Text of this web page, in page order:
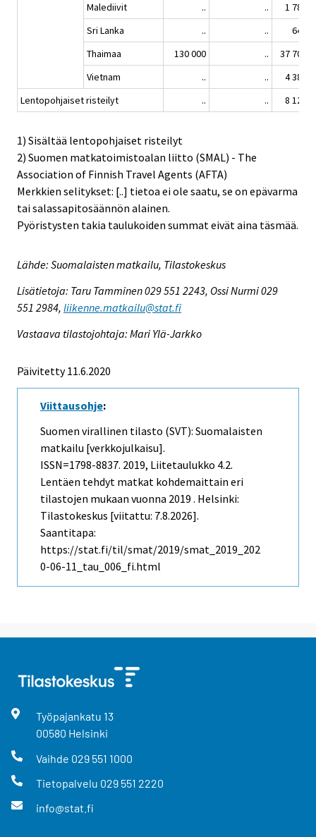
Malediivit
.. ..
1 786
Sri Lanka
.. ..
642
Thaimaa
130 000 ..
37 700
Vietnam
.. ..
4 382
Lentopohjaiset risteilyt
.. .. 8 126
1) Sisältää lentopohjaiset risteilyt
2) Suomen matkatoimistoalan liitto (SMAL) - The
Association of Finnish Travel Agents (AFTA)
Merkkien selitykset: [..] tietoa ei ole saatu, se on epävarma
tai salassapitosäännön alainen.
Pyöristysten takia taulukoiden summat eivät aina täsmää.
Lähde: Suomalaisten matkailu, Tilastokeskus
Lisätietoja: Taru Tamminen 029 551 2243, Ossi Nurmi 029
551 2984, liikenne.matkailu@stat.fi
Vastaava tilastojohtaja: Mari Ylä-Jarkko
Päivitetty 11.6.2020
Viittausohje:
Suomen virallinen tilasto (SVT): Suomalaisten
matkailu [verkkojulkaisu].
ISSN=1798-8837. 2019, Liitetaulukko 4.2.
Lentäen tehdyt matkat kohdemaittain eri
tilastojen mukaan vuonna 2019 . Helsinki:
Tilastokeskus [viitattu: 7.8.2026].
Saantitapa:
https://stat.fi/til/smat/2019/smat_2019_202
0-06-11_tau_006_fi.html
Työpajankatu 13
00580 Helsinki
Vaihde 029 551 1000
Tietopalvelu 029 551 2220
info@stat.fi